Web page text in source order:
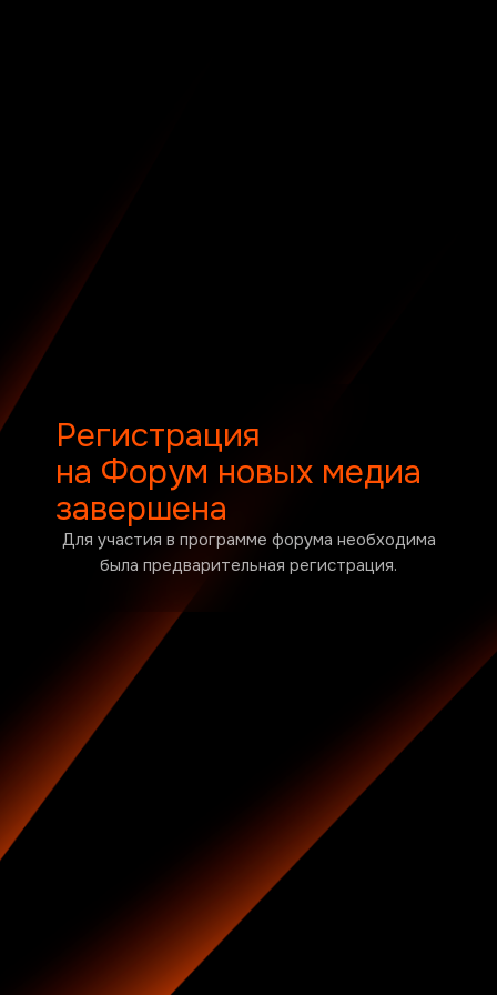
Регистрация
на Форум новых медиа
завершена
Для участия в программе форума необходима
была предварительная регистрация.